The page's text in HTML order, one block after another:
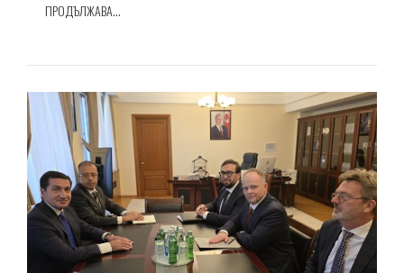
ПРОДЪЛЖАВА...